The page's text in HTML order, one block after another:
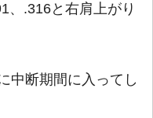
、.316と右肩上がり
断期間に入ってし